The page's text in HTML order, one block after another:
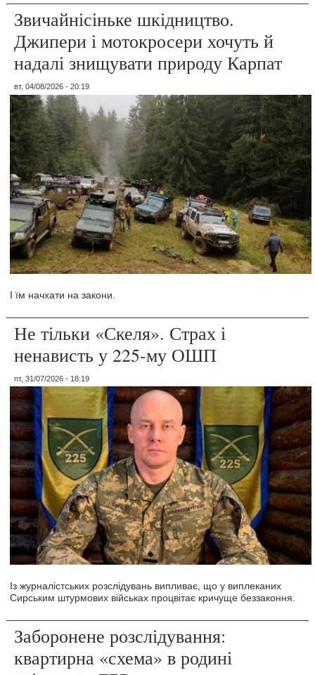
Звичайнісіньке шкідництво.
Джипери і мотокросери хочуть й
надалі знищувати природу Карпат
вт, 04/08/2026 - 20:19
І їм начхати на закони.
Не тільки «Скеля». Страх і
ненависть у 225-му ОШП
пт, 31/07/2026 - 18:19
Із журналістських розслідувань випливає, що у виплеканих
Сирським штурмових військах процвітає кричуще беззаконня.
Заборонене розслідування:
квартирна «схема» в родині